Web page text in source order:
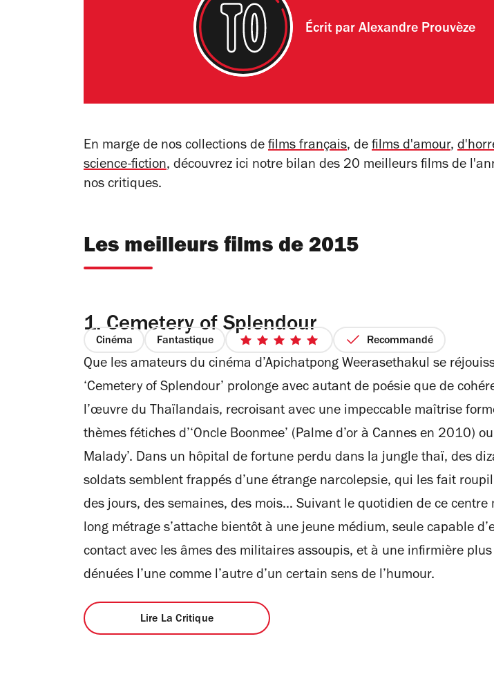
Écrit parAlexandre Prouvèze
En marge de nos collections de films français, de films d'amour,
science-fiction, découvrez ici notre bilan des 20 meilleurs films de
nos critiques.
Les meilleurs films de 2015
1. Cemetery of Splendour
Cinéma Fantastique
5
sur
Recommandé
Que les amateurs du cinéma d’Apichatpong Weerasethakul se
‘Cemetery of Splendour’ prolonge avec autant de poésie que de
l’œuvre du Thaïlandais, recroisant avec une impeccable maîtrise
thèmes fétiches d’‘Oncle Boonmee’ (Palme d’or à Cannes en 2010)
Malady’. Dans un hôpital de fortune perdu dans la jungle thaï, des
soldats semblent frappés d’une étrange narcolepsie, qui les fait
des jours, des semaines, des mois… Suivant le quotidien de ce centre
long métrage s’attache bientôt à une jeune médium, seule capable
contact avec les âmes des militaires assoupis, et à une infirmière
dénuées l’une comme l’autre d’un certain sens de l’humour.
Lire La Critique